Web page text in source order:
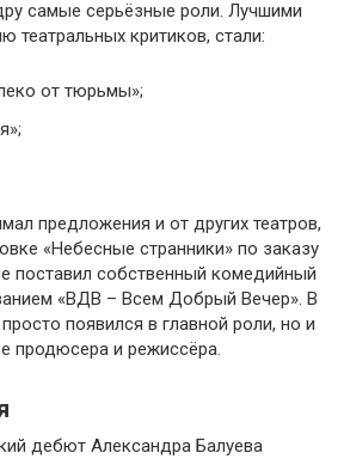
самые серьёзные роли. Лучшими
театральных критиков, стали:
от тюрьмы»;
предложения и от других театров,
«Небесные странники» по заказу
поставил собственный комедийный
«ВДВ – Всем Добрый Вечер». В
появился в главной роли, но и
продюсера и режиссёра.
дебют Александра Балуева